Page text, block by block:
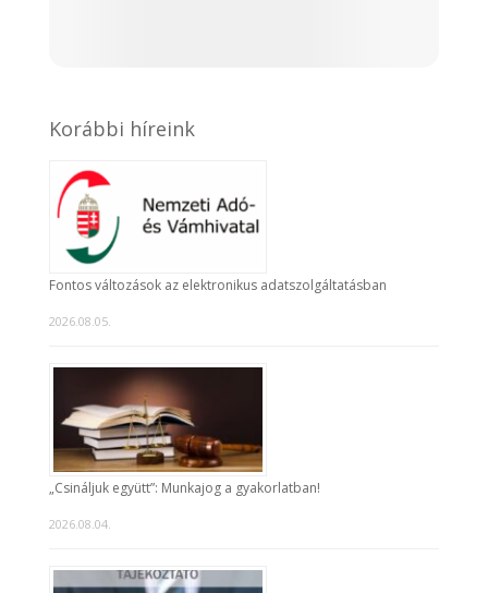
Korábbi híreink
Fontos változások az elektronikus adatszolgáltatásban
2026.08.05.
„Csináljuk együtt”: Munkajog a gyakorlatban!
2026.08.04.